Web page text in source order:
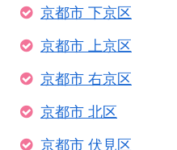
京都市 下京区
京都市 上京区
京都市 右京区
京都市 北区
京都市 伏見区